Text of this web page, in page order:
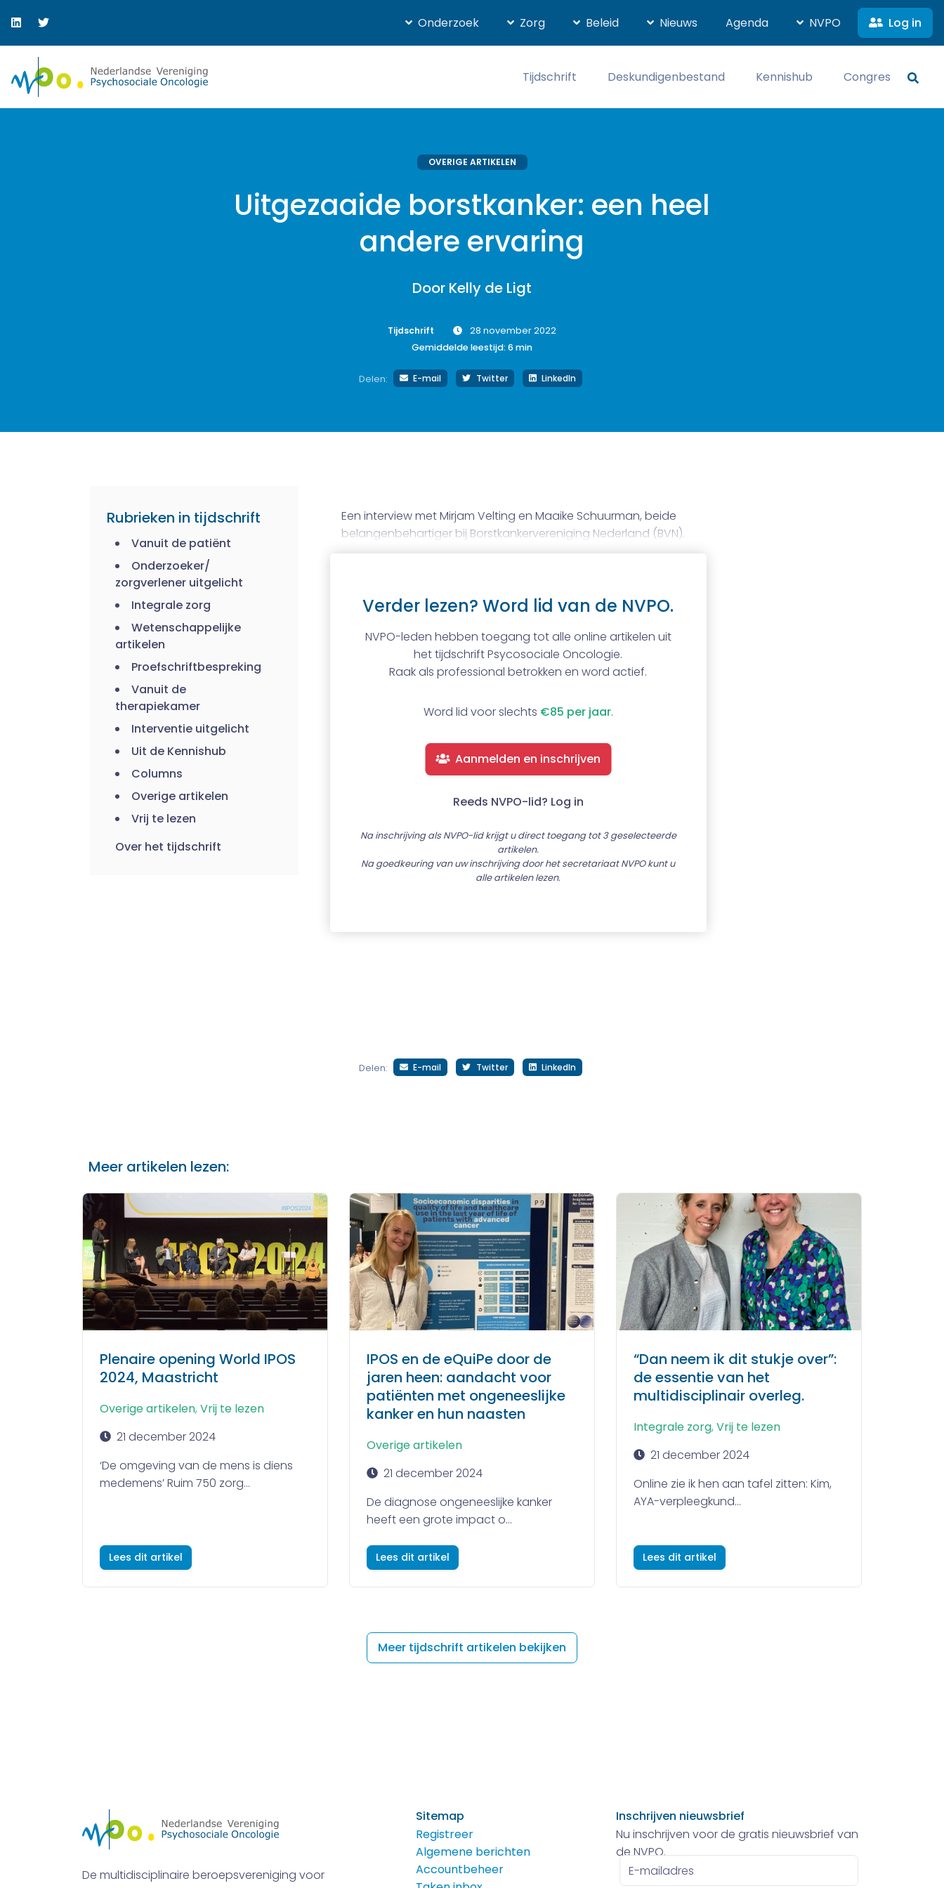
Onderzoek Zorg Beleid Nieuws Agenda NVPO Log in
Tijdschrift Deskundigenbestand Kennishub Congres
OVERIGE ARTIKELEN
Uitgezaaide borstkanker: een heel
andere ervaring
Door Kelly de Ligt
Tijdschrift
28 november 2022
Gemiddelde leestijd: 6 min
Delen: E-mail Twitter LinkedIn
Rubrieken in tijdschrift
Vanuit de patiënt
Onderzoeker/
zorgverlener uitgelicht
Integrale zorg
Wetenschappelijke
artikelen
Proefschriftbespreking
Vanuit de
therapiekamer
Interventie uitgelicht
Uit de Kennishub
Columns
Overige artikelen
Vrij te lezen
Over het tijdschrift
Een interview met Mirjam Velting en Maaike Schuurman, beide
belangenbehartiger bij Borstkankervereniging Nederland (BVN).
Verder lezen? Word lid van de NVPO.
NVPO-leden hebben toegang tot alle online artikelen uit
het tijdschrift Psycosociale Oncologie.
Raak als professional betrokken en word actief.
Word lid voor slechts €85 per jaar.
Aanmelden en inschrijven
Reeds NVPO-lid? Log in
Na inschrijving als NVPO-lid krijgt u direct toegang tot 3 geselecteerde
artikelen.
Na goedkeuring van uw inschrijving door het secretariaat NVPO kunt u
alle artikelen lezen.
Delen: E-mail Twitter LinkedIn
Meer artikelen lezen:
Plenaire opening World IPOS
2024, Maastricht
Overige artikelen, Vrij te lezen
21 december 2024
‘De omgeving van de mens is diens
medemens’ Ruim 750 zorg...
Lees dit artikel
IPOS en de eQuiPe door de
jaren heen: aandacht voor
patiënten met ongeneeslijke
kanker en hun naasten
Overige artikelen
21 december 2024
De diagnose ongeneeslijke kanker
heeft een grote impact o...
Lees dit artikel
“Dan neem ik dit stukje over”:
de essentie van het
multidisciplinair overleg.
Integrale zorg, Vrij te lezen
21 december 2024
Online zie ik hen aan tafel zitten: Kim,
AYA-verpleegkund...
Lees dit artikel
Meer tijdschrift artikelen bekijken
De multidisciplinaire beroepsvereniging voor
Sitemap
Registreer
Algemene berichten
Accountbeheer
Inschrijven nieuwsbrief
Nu inschrijven voor de gratis nieuwsbrief van
de NVPO.
E-
mailadres